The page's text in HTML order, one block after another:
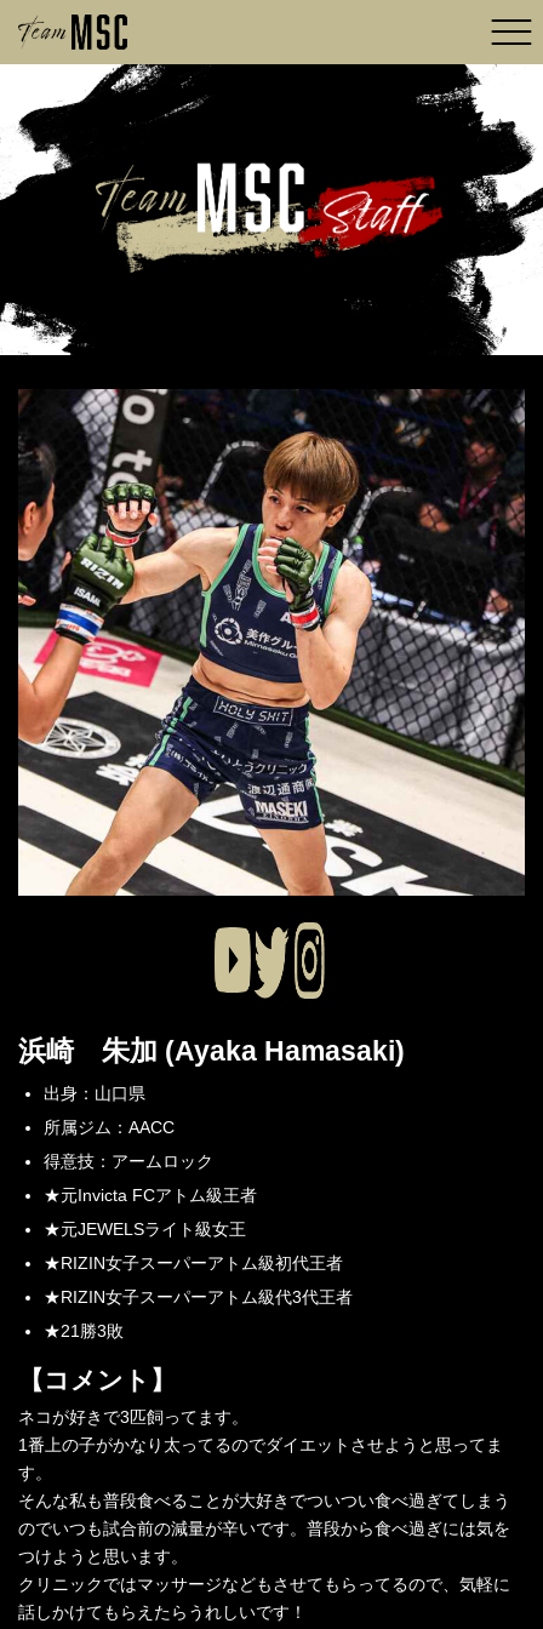
浜崎 朱加 (Ayaka Hamasaki)
出身：山口県
所属ジム：AACC
得意技：アームロック
★元Invicta FCアトム級王者
★元JEWELSライト級女王
★RIZIN女子スーパーアトム級初代王者
★RIZIN女子スーパーアトム級代3代王者
★21勝3敗
【コメント】
ネコが好きで3匹飼ってます。
1番上の子がかなり太ってるのでダイエットさせようと思ってま
す。
そんな私も普段食べることが大好きでついつい食べ過ぎてしまう
のでいつも試合前の減量が辛いです。普段から食べ過ぎには気を
つけようと思います。
クリニックではマッサージなどもさせてもらってるので、気軽に
話しかけてもらえたらうれしいです！